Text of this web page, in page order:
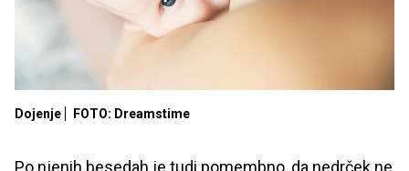
Dojenje FOTO: Dreamstime
Po njenih besedah je tudi pomembno, da nedrček ne